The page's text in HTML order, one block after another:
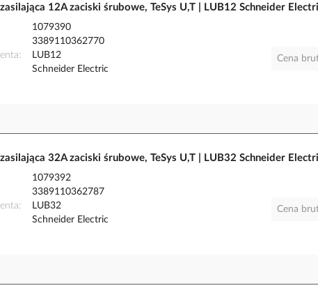
12A zaciski śrubowe, TeSys U,T | LUB12 Schneider
1079390
3389110362770
LUB12
Schneider Electric
Cena
32A zaciski śrubowe, TeSys U,T | LUB32 Schneider
1079392
3389110362787
LUB32
Schneider Electric
Cena